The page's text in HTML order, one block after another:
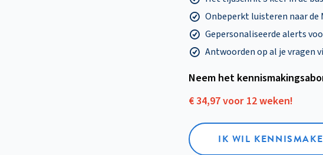
Onbeperkt luisteren naar de
Gepersonaliseerde alerts
Antwoorden op al je vragen
Neem het
€ 34,97 voor 12 weken!
IK WIL